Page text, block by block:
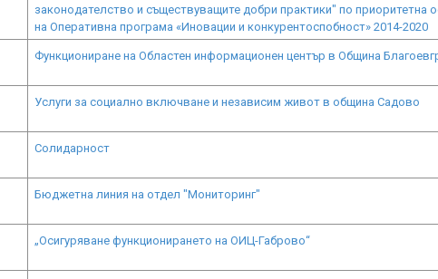
законодателство и съществуващите добри практики" по приоритетна
на Оперативна програма «Иновации и конкурентоспобност» 2014-2020
Функциониране на Областен информационен център в Община
Услуги за социално включване и независим живот в община Садово
Солидарност
Бюджетна линия на отдел "Мониторинг"
„Осигуряване функционирането на ОИЦ-Габрово“